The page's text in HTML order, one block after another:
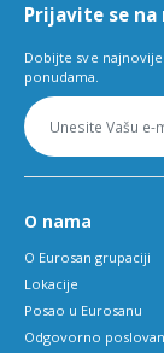
Prijavite se
Dobijte sve
ponudama.
O nama
O Eurosan grupaciji
Lokacije
Posao u Eurosanu
Odgovorno